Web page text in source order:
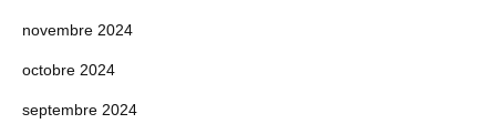
novembre 2024
octobre 2024
septembre 2024